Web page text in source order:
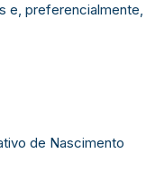
e, preferencialmente,
de Nascimento